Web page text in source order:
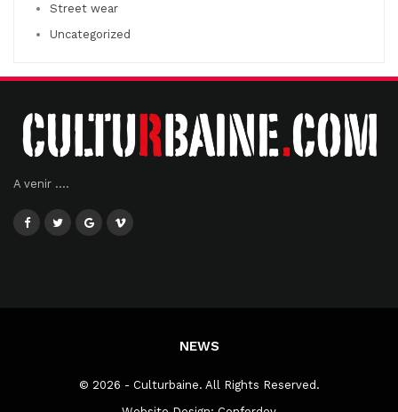
Street wear
Uncategorized
A venir ....
NEWS
© 2026 - Culturbaine. All Rights Reserved.